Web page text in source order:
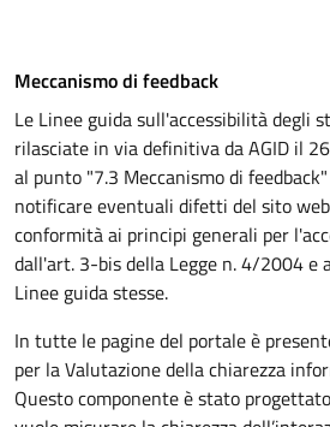
Meccanismo di feedback
Le Linee guida sull'accessibilità degli
rilasciate in via definitiva da AGID il
al punto "7.3 Meccanismo di
notificare eventuali difetti del sito
conformità ai principi generali per
dall'art. 3-bis della Legge n. 4/2004 e
Linee guida stesse.
In tutte le pagine del portale è
per la Valutazione della chiarezza
Questo componente è stato